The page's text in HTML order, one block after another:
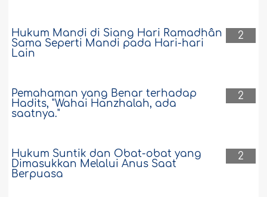
2
Hukum Mandi di Siang Hari Ramadhân
Sama Seperti Mandi pada Hari-hari
Lain
2
Pemahaman yang Benar terhadap
Hadits, "Wahai Hanzhalah, ada
saatnya."
2
Hukum Suntik dan Obat-obat yang
Dimasukkan Melalui Anus Saat
Berpuasa